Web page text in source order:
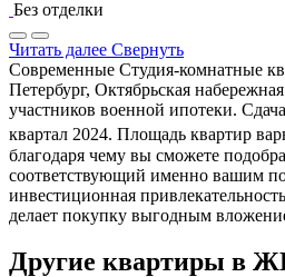
Без отделки
Читать далее Свернуть
Современные Студия-комнатные
Петербург, Октябрьская
участников военной ипотеки.
квартал 2024. Площадь квартир
благодаря чему вы сможете
соответствующий именно вашим
инвестиционная
делает покупку выгодным
Другие квартиры в